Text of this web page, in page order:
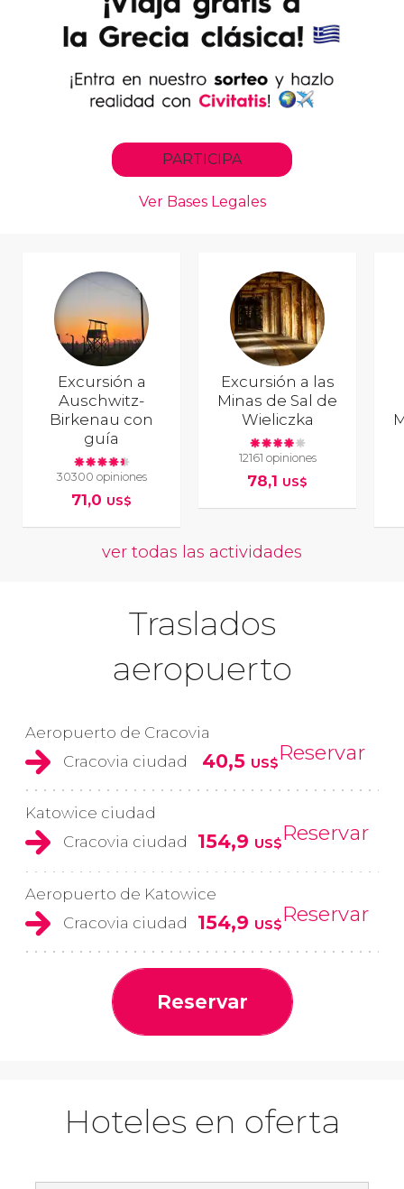
Excursión a
Auschwitz-
Birkenau con
guía
30300 opiniones
71,0 US$
Excursión a las
Minas de Sal de
Wieliczka
12161 opiniones
78,1 US$
ver todas las actividades
Traslados
aeropuerto
Aeropuerto de Cracovia
Cracovia ciudad
40,5 US$Reservar
Katowice ciudad
Cracovia ciudad
154,9 US$Reservar
Aeropuerto de Katowice
Cracovia ciudad
154,9 US$Reservar
Reservar
Hoteles en oferta